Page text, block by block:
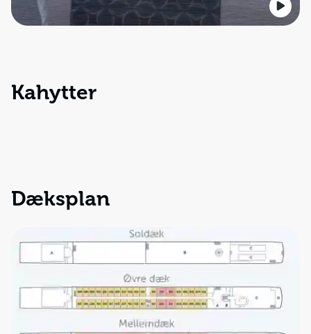
Kahytter
Dæksplan